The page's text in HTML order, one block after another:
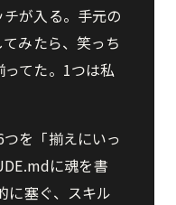
が入る。手元の
みたら、笑っち
てた。1つは私
を「揃えにいっ
に魂を書
に塞ぐ、スキル